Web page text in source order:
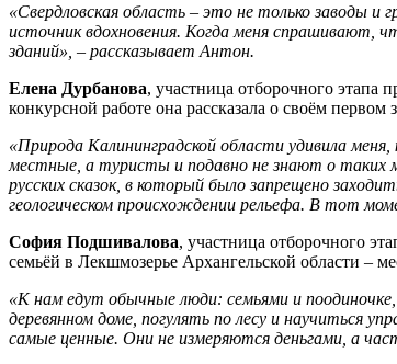
«Свердловская область – это не только заводы
источник вдохновения. Когда меня спрашивают,
зданий», – рассказывает Антон.
Елена Дурбанова, участница отборочного
конкурсной работе она рассказала о своём первом
«Природа Калининградской области удивила
местные, а туристы и подавно не знают о таких
русских сказок, в который было запрещено
геологическом происхождении рельефа. В тот
София Подшивалова, участница отборочного
семьёй в Лекшмозерье Архангельской области –
«К нам едут обычные люди: семьями и
деревянном доме, погулять по лесу и научиться
самые ценные. Они не измеряются деньгами, а